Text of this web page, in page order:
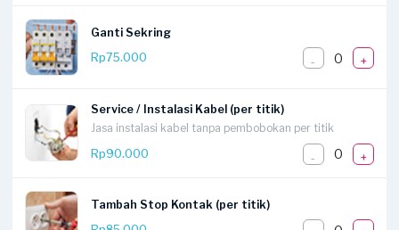
Ganti Sekring
Rp75.000
- 0 +
Service / Instalasi Kabel (per titik)
Jasa instalasi kabel tanpa pembobokan per titik
Rp90.000
- 0 +
Tambah Stop Kontak (per titik)